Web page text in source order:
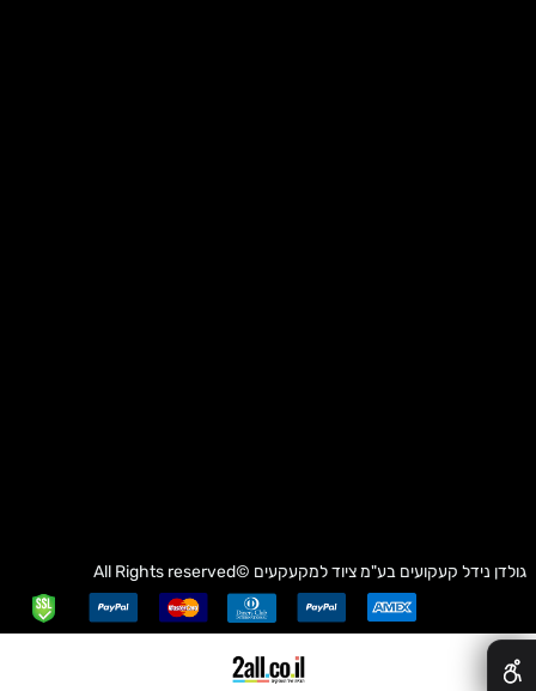
גולדן נידל קעקועים בע"מציוד למקעקעים ©All Rights reserved